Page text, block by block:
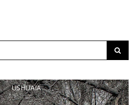
USHUAIA